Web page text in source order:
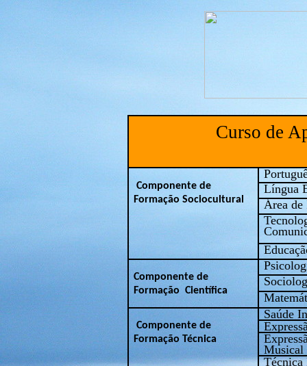
Curso de
Componente de
Formação Sociocultural
Língua
Área de
Componente de
Formação Científica
Componente de
Formação Técnica
Saúde
Musical
Técnica